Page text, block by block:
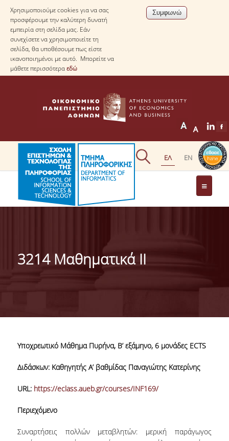
Χρησιμοποιούμε cookies για να σας
προσφέρουμε την καλύτερη δυνατή
εμπειρία στη σελίδα μας. Εάν
συνεχίσετε να χρησιμοποιείτε τη
σελίδα, θα υποθέσουμε πως είστε
ικανοποιημένοι με αυτό. Μπορείτε να
μάθετε περισσότεραεδώ
ΤΟ ΤΜΗΜΑ
ΑΠΟΣΤΟΛΗ ΤΟΥ ΤΜΗΜΑΤΟΣ
ΔΙΟΙΚΗΣΗ ΤΟΥ ΤΜΗΜΑΤΟΣ
(Ε.ΔΙ.Π.)
3214 Μαθηματικά ΙΙ
Υποχρεωτικό Μάθημα Πυρήνα, B’ εξάμηνο, 6 μονάδες ECTS
Διδάσκων: Καθηγητής Α’ βαθμίδας Παναγιώτης Κατερίνης
URL: https://eclass.aueb.gr/courses/INF169/
Περιεχόμενο
Συναρτήσεις πολλών μεταβλητών: μερική παράγωγος